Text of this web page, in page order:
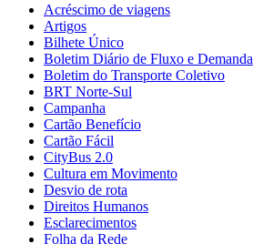
Acréscimo de viagens
Artigos
Bilhete Único
Boletim Diário de Fluxo e Demanda
Boletim do Transporte Coletivo
BRT Norte-Sul
Campanha
Cartão Benefício
Cartão Fácil
CityBus 2.0
Cultura em Movimento
Desvio de rota
Direitos Humanos
Esclarecimentos
Folha da Rede